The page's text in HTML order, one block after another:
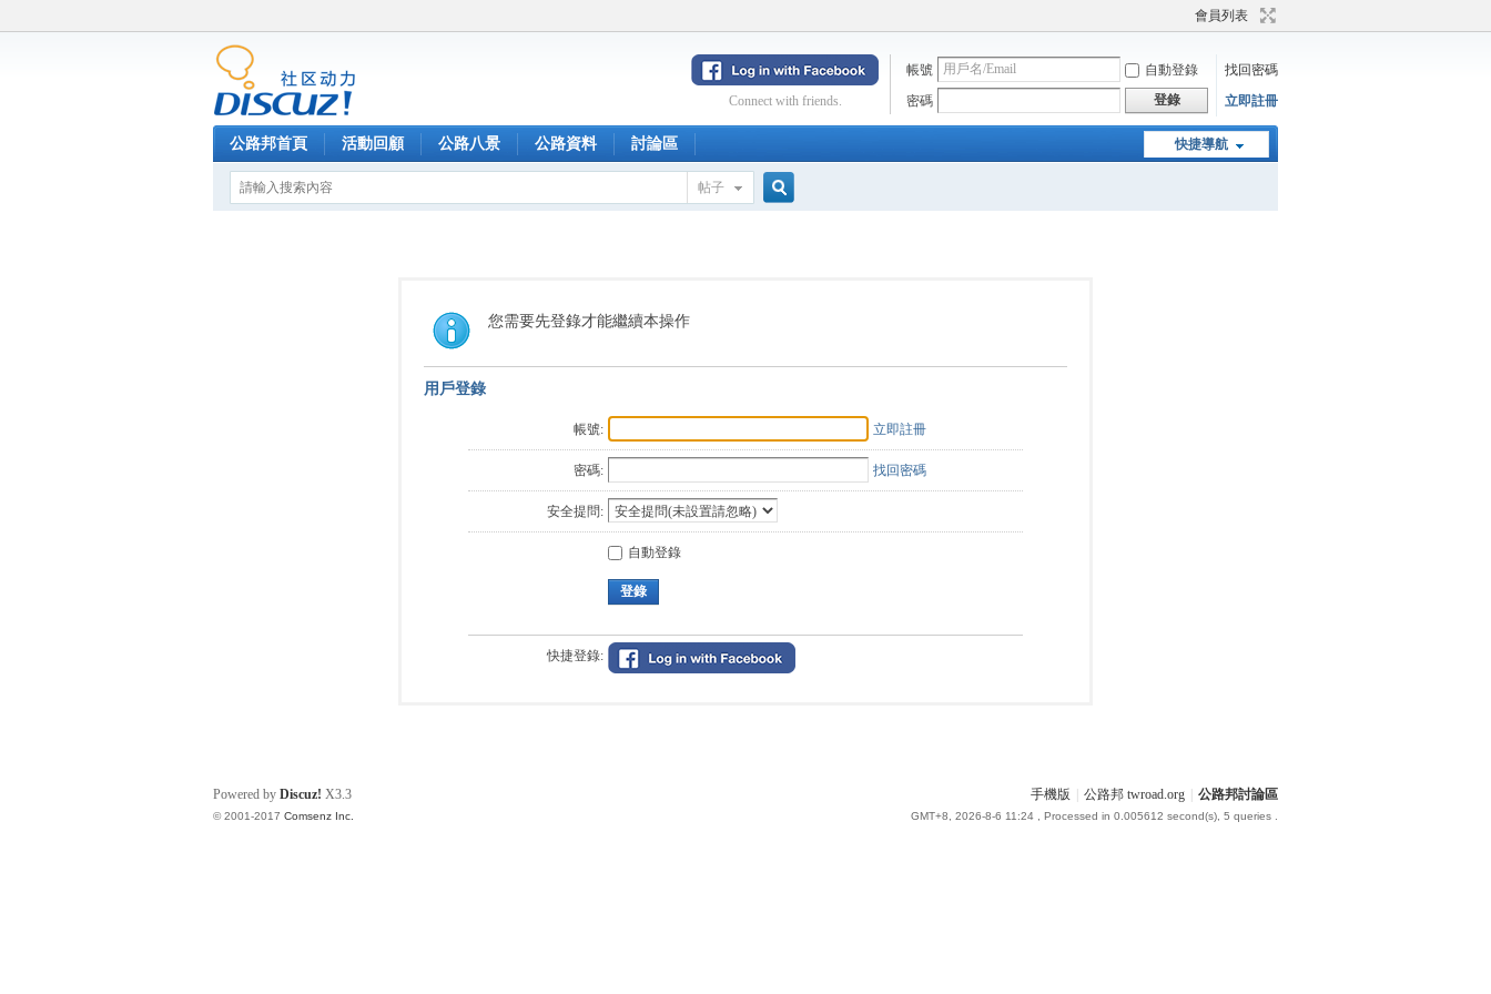
會員列表
帳號 自動登錄
找回密碼
密碼
登錄 立即註冊
Connect with friends.
快捷導航
公路邦首頁 活動回顧 公路八景 公路資料 討論區
帖子
您需要先登錄才能繼續本操作
用戶登錄
帳號: 立即註冊
密碼: 找回密碼
安全提問:
自動登錄
登錄
快捷登錄:
手機版 公路邦 twroad.org 公路邦討論區
GMT+8, 2026-8-6 11:24 , Processed in 0.005612 second(s), 5 queries .
Powered by Discuz! X3.3
© 2001-2017 Comsenz Inc.